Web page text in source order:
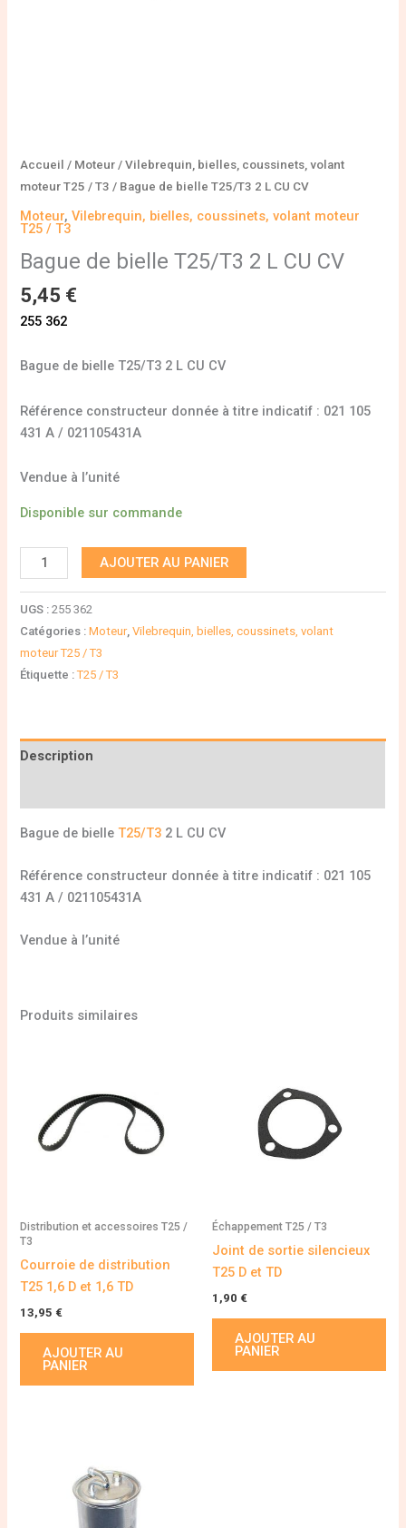
Accueil / Moteur /Vilebrequin, bielles, coussinets, volant
moteur T25 / T3 / Bague de bielle T25/T3 2 L CU CV
Moteur,Vilebrequin, bielles, coussinets, volant moteur
T25 / T3
Bague de bielle T25/T3 2 L CU CV
5,45 €
255 362
Bague de bielle T25/T3 2 L CU CV
Référence constructeur donnée à titre indicatif : 021 105
431 A / 021105431A
Vendue à l’unité
Disponible sur commande
AJOUTER AU PANIER
UGS :255 362
Catégories :Moteur,Vilebrequin, bielles, coussinets, volant
moteur T25 / T3
Étiquette :T25 / T3
Description
Bague de bielleT25/T3 2 L CU CV
Référence constructeur donnée à titre indicatif : 021 105
431 A / 021105431A
Vendue à l’unité
Produits similaires
Distribution et accessoires T25 /
T3
Courroie de distribution
T25 1,6 D et 1,6 TD
13,95 €
AJOUTER AU
PANIER
Échappement T25 / T3
Joint de sortie silencieux
T25 D et TD
1,90 €
AJOUTER AU
PANIER